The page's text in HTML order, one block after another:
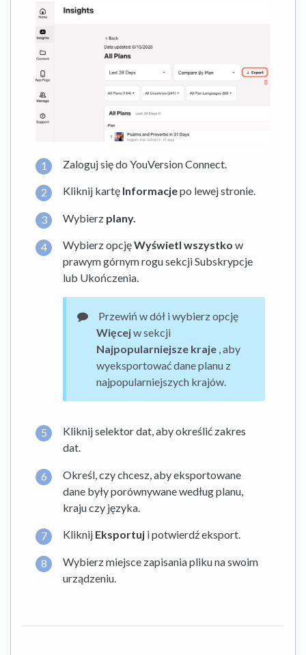
Zaloguj się do YouVersion Connect.
Kliknij kartę Informacjepo lewej stronie.
Wybierz plany.
Wybierz opcjęWyświetl wszystko w
prawym górnym rogu sekcji Subskrypcje
lub Ukończenia.
Przewiń w dół i wybierz opcję
Więcejw sekcji
Najpopularniejsze kraje , aby
wyeksportować dane planu z
najpopularniejszych krajów.
Kliknij selektor dat, aby określić zakres
dat.
Określ, czy chcesz, aby eksportowane
dane były porównywane według planu,
kraju czy języka.
Kliknij Eksportuj i potwierdź eksport.
Wybierz miejsce zapisania pliku na swoim
urządzeniu.